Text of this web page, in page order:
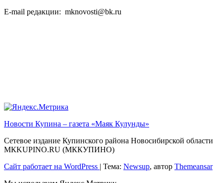
E-mail редакции: mknovosti@bk.ru
Новости Купина – газета «Маяк Кулунды»
Сетевое издание Купинского района Новосибирской области
МКKUPINO.RU (МККУПИНО)
Сайт работает на WordPress
Тема: Newsup, автор Themeansar